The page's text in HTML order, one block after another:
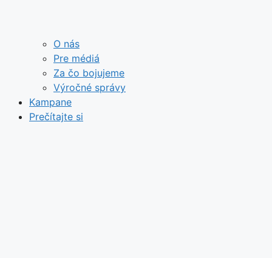
O nás
Pre médiá
Za čo bojujeme
Výročné správy
Kampane
Prečítajte si